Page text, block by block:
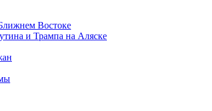
Востоке
и Трампа на Аляске